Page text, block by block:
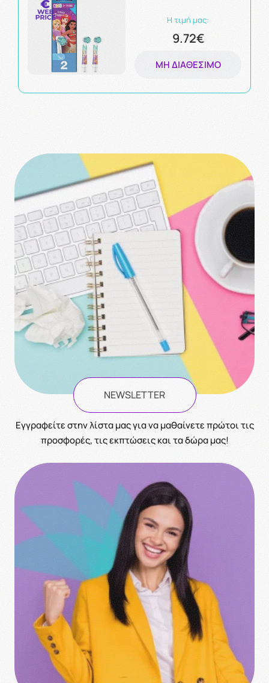
Η τιμή μας:
9.72€
ΜΗ ΔΙΑΘΈΣΙΜΟ
NEWSLETTER
Eγγραφείτε στην λίστα μας για να μαθαίνετε πρώτοι τις
προσφορές, τις εκπτώσεις και τα δώρα μας!